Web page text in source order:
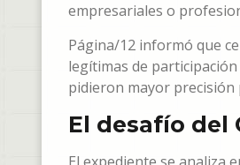
empresariales o
Página/12 informó que
legítimas de
pidieron mayor precisión
El desafío del